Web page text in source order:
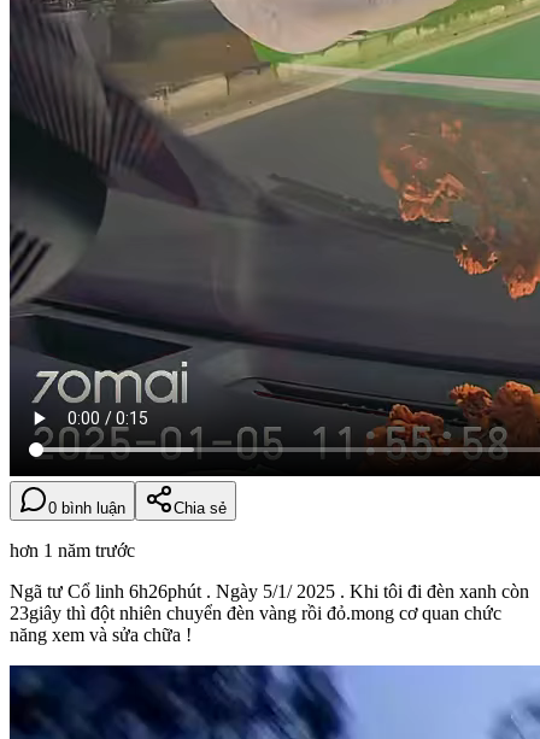
0 bình luận Chia sẻ
hơn 1 năm trước
Ngã tư Cổ linh 6h26phút . Ngày 5/1/ 2025 . Khi tôi đi đèn xanh còn
23giây thì đột nhiên chuyển đèn vàng rồi đỏ.mong cơ quan chức
năng xem và sửa chữa !